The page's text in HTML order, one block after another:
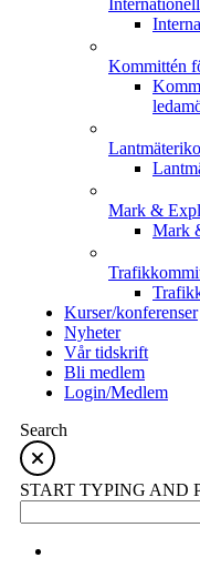
Kommittén
Mark &
Mark
Kurser/konferenser
Nyheter
Vår tidskrift
Bli medlem
Login/Medlem
Search
START TYPING AND